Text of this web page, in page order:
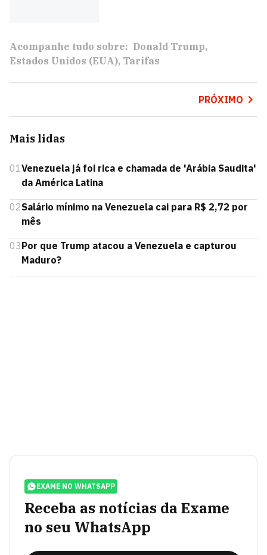
Acompanhe tudo sobre: Donald Trump
Estados Unidos (EUA) Tarifas
PRÓXIMO
Mais lidas
01Venezuela já foi rica e chamada de 'Arábia Saudita'
da América Latina
02Salário mínimo na Venezuela cai para R$ 2,72 por
mês
03Por que Trump atacou a Venezuela e capturou
Maduro?
EXAME NO WHATSAPP
Receba as notícias da Exame
no seu WhatsApp